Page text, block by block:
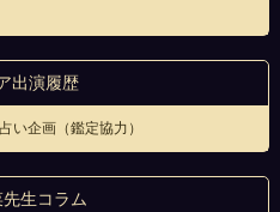
出演履歴
い企画（鑑定協力）
生コラム